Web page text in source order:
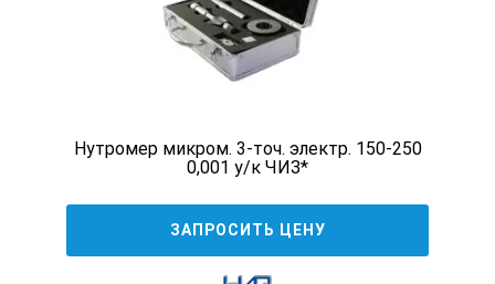
Нутромер микром. 3-точ. электр. 150-250
0,001 у/к ЧИЗ*
ЗАПРОСИТЬ ЦЕНУ